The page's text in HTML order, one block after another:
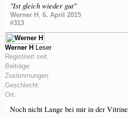
"Ist gleich wieder gut"
Werner H , 6. April 2015
#313
Werner H Leser
Registriert seit:
Beiträge:
Zustimmungen:
Geschlecht:
Ort:
Noch nicht Lange bei mir in der Vitrine